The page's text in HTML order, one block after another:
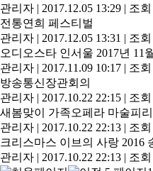
관리자 | 2017.12.05 13:29 | 조회
전통연희 페스티벌
관리자 | 2017.12.05 13:31 | 조회
오디오스타 인서울 2017년 11
관리자 | 2017.11.09 10:17 | 조회
방송통신장관회의
관리자 | 2017.10.22 22:15 | 조회
새봄맞이 가족오페라 마술피리
관리자 | 2017.10.22 22:13 | 조회
크리스마스 이브의 사랑 2016
관리자 | 2017.10.22 22:13 | 조회